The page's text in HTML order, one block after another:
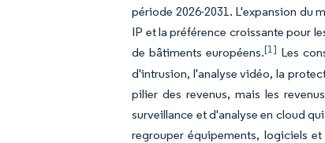
période 2026-2031. L'expansion du
IP et la préférence croissante pour
de bâtiments européens.[1] Les
d'intrusion, l'analyse vidéo, la
pilier des revenus, mais les
surveillance et d'analyse en cloud
regrouper équipements, logiciels